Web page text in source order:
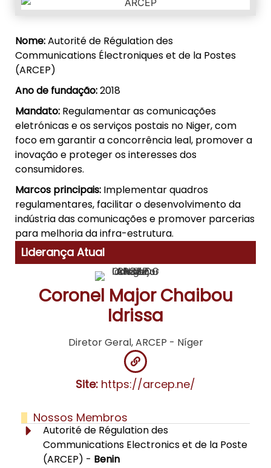
Nome:Autorité de Régulation des
Communications Électroniques et de la Postes
(ARCEP)
Ano de fundação:2018
Mandato: Regulamentar as comunicações
eletrónicas e os serviços postais no Niger, com
foco em garantir a concorrência leal, promover a
inovação e proteger os interesses dos
consumidores.
Marcos principais: Implementar quadros
regulamentares, facilitar o desenvolvimento da
indústria das comunicações e promover parcerias
para melhoria da infra-estrutura.
Liderança Atual
Coronel Major Chaibou
Idrissa
Diretor Geral, ARCEP - Níger
Site: https://arcep.ne/
Nossos Membros
Autorité de Régulation des
Communications Electronics et de la Poste
(ARCEP) - Benin